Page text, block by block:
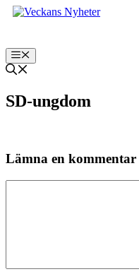
Hoppa
Meny
SD-ungdom
Lämna en kommentar